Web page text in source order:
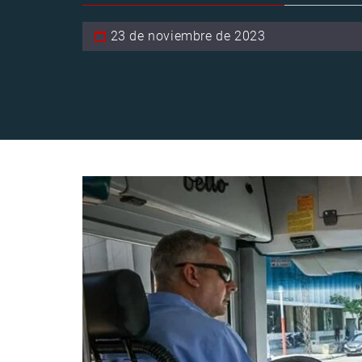
23 de noviembre de 2023